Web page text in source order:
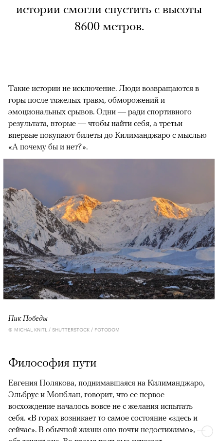
истории смогли спустить с высоты
8600 метров.
Такие истории не исключение. Люди возвращаются в
горы после тяжелых травм, обморожений и
эмоциональных срывов. Одни — ради спортивного
результата, вторые — чтобы найти себя, а третьи
впервые покупают билеты до Килиманджаро с мыслью
«А почему бы и нет?».
Пик Победы
© MICHAL KNITL / SHUTTERSTOCK / FOTODOM
Философия пути
Евгения Полякова, поднимавшаяся на Килиманджаро,
Эльбрус и Монблан, говорит, что ее первое
восхождение началось вовсе не с желания испытать
себя. «В горах возникает то самое состояние «здесь и
сейчас». В обычной жизни оно почти недостижимо», —